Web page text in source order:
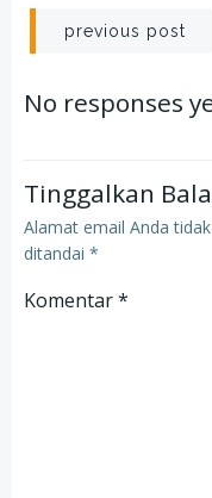
Post
previous post
No responses
Tinggalkan
Alamat email Anda
ditandai *
Komentar*